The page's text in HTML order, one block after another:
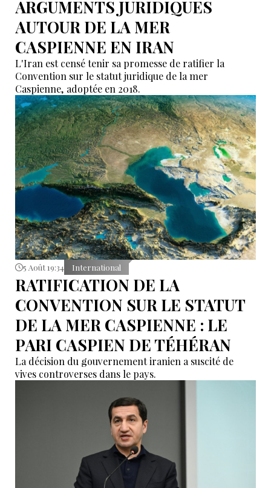
ARGUMENTS JURIDIQUES
AUTOUR DE LA MER
CASPIENNE EN IRAN
L'Iran est censé tenir sa promesse de ratifier la
Convention sur le statut juridique de la mer
Caspienne, adoptée en 2018.
5 Août 19:34 International
RATIFICATION DE LA
CONVENTION SUR LE STATUT
DE LA MER CASPIENNE : LE
PARI CASPIEN DE TÉHÉRAN
La décision du gouvernement iranien a suscité de
vives controverses dans le pays.